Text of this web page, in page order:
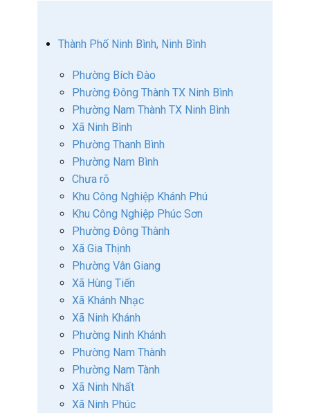
Thành Phố Ninh Bình, Ninh Bình
Phường Bích Đào
Phường Đông Thành TX Ninh Bình
Phường Nam Thành TX Ninh Bình
Xã Ninh Bình
Phường Thanh Bình
Phường Nam Bình
Chưa rõ
Khu Công Nghiệp Khánh Phú
Khu Công Nghiệp Phúc Sơn
Phường Đông Thành
Xã Gia Thịnh
Phường Vân Giang
Xã Hùng Tiến
Xã Khánh Nhạc
Xã Ninh Khánh
Phường Ninh Khánh
Phường Nam Thành
Phường Nam Tành
Xã Ninh Nhất
Xã Ninh Phúc